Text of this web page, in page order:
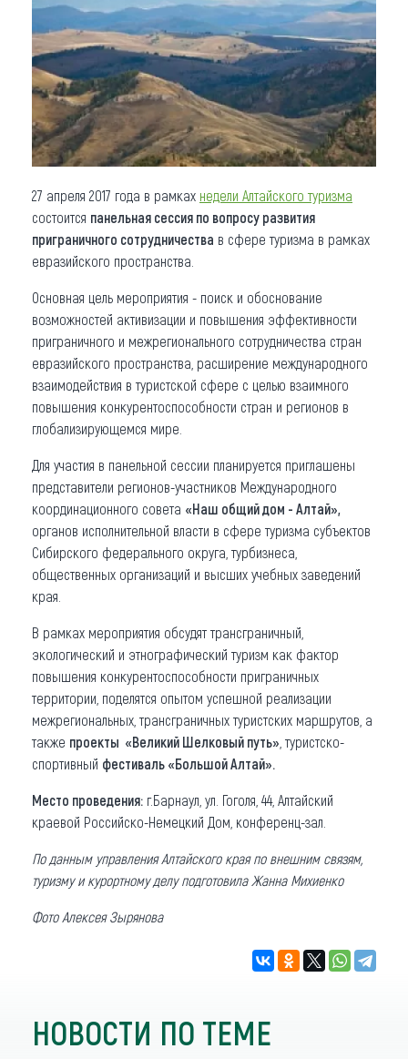
О регионе
Коллекция впечатлений
Другие рубрики
27 апреля 2017 года в рамках недели Алтайского туризма
состоится панельная сессия по вопросу развития
приграничного сотрудничества в сфере туризма в рамках
евразийского пространства.
Основная цель мероприятия - поиск и обоснование
возможностей активизации и повышения эффективности
приграничного и межрегионального сотрудничества стран
евразийского пространства, расширение международного
взаимодействия в туристской сфере с целью взаимного
повышения конкурентоспособности стран и регионов в
глобализирующемся мире.
Для участия в панельной сессии планируется приглашены
представители регионов-участников Международного
координационного совета «Наш общий дом - Алтай»,
органов исполнительной власти в сфере туризма субъектов
Сибирского федерального округа, турбизнеса,
общественных организаций и высших учебных заведений
края.
В рамках мероприятия обсудят трансграничный,
экологический и этнографический туризм как фактор
повышения конкурентоспособности приграничных
территории, поделятся опытом успешной реализации
межрегиональных, трансграничных туристских маршрутов, а
также проекты «Великий Шелковый путь» , туристско-
спортивный фестиваль «Большой Алтай».
Место проведения: г.Барнаул, ул. Гоголя, 44, Алтайский
краевой Российско-Немецкий Дом, конференц-зал.
По данным управления Алтайского края по внешним связям,
туризму и курортному делу подготовила Жанна Михиенко
Фото Алексея Зырянова
НОВОСТИ ПО ТЕМЕ